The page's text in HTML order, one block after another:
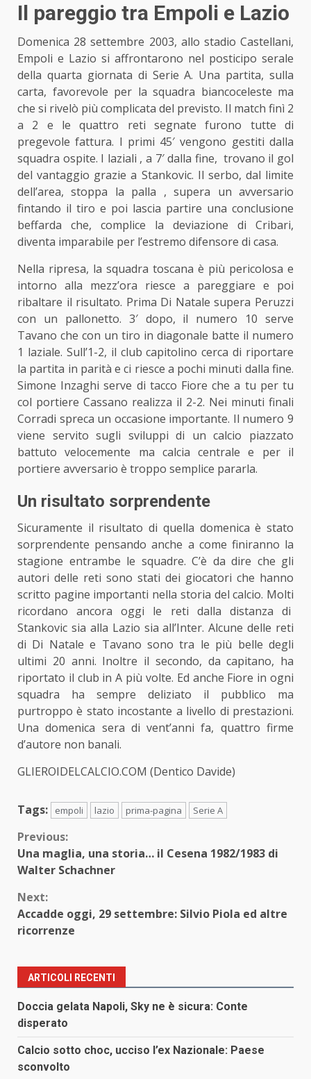
Il pareggio tra Empoli e Lazio
Domenica 28 settembre 2003, allo stadio Castellani,
Empoli e Lazio si affrontarono nel posticipo serale
della quarta giornata di Serie A. Una partita, sulla
carta, favorevole per la squadra biancoceleste ma
che si rivelò più complicata del previsto. Il match finì 2
a 2 e le quattro reti segnate furono tutte di
pregevole fattura. I primi 45′ vengono gestiti dalla
squadra ospite. I laziali , a 7′ dalla fine, trovano il gol
del vantaggio grazie a Stankovic. Il serbo, dal limite
dell’area, stoppa la palla , supera un avversario
fintando il tiro e poi lascia partire una conclusione
beffarda che, complice la deviazione di Cribari,
diventa imparabile per l’estremo difensore di casa.
Nella ripresa, la squadra toscana è più pericolosa e
intorno alla mezz’ora riesce a pareggiare e poi
ribaltare il risultato. Prima Di Natale supera Peruzzi
con un pallonetto. 3′ dopo, il numero 10 serve
Tavano che con un tiro in diagonale batte il numero
1 laziale. Sull’1-2, il club capitolino cerca di riportare
la partita in parità e ci riesce a pochi minuti dalla fine.
Simone Inzaghi serve di tacco Fiore che a tu per tu
col portiere Cassano realizza il 2-2. Nei minuti finali
Corradi spreca un occasione importante. Il numero 9
viene servito sugli sviluppi di un calcio piazzato
battuto velocemente ma calcia centrale e per il
portiere avversario è troppo semplice pararla.
Un risultato sorprendente
Sicuramente il risultato di quella domenica è stato
sorprendente pensando anche a come finiranno la
stagione entrambe le squadre. C’è da dire che gli
autori delle reti sono stati dei giocatori che hanno
scritto pagine importanti nella storia del calcio. Molti
ricordano ancora oggi le reti dalla distanza di
Stankovic sia alla Lazio sia all’Inter. Alcune delle reti
di Di Natale e Tavano sono tra le più belle degli
ultimi 20 anni. Inoltre il secondo, da capitano, ha
riportato il club in A più volte. Ed anche Fiore in ogni
squadra ha sempre deliziato il pubblico ma
purtroppo è stato incostante a livello di prestazioni.
Una domenica sera di vent’anni fa, quattro firme
d’autore non banali.
GLIEROIDELCALCIO.COM (Dentico Davide)
Tags: empoli lazio prima-pagina Serie A
Continue
Reading
Previous:
Una maglia, una storia… il Cesena 1982/1983 di
Walter Schachner
Next:
Accadde oggi, 29 settembre: Silvio Piola ed altre
ricorrenze
ARTICOLI RECENTI
Doccia gelata Napoli, Sky ne è sicura: Conte
disperato
Calcio sotto choc, ucciso l’ex Nazionale: Paese
sconvolto